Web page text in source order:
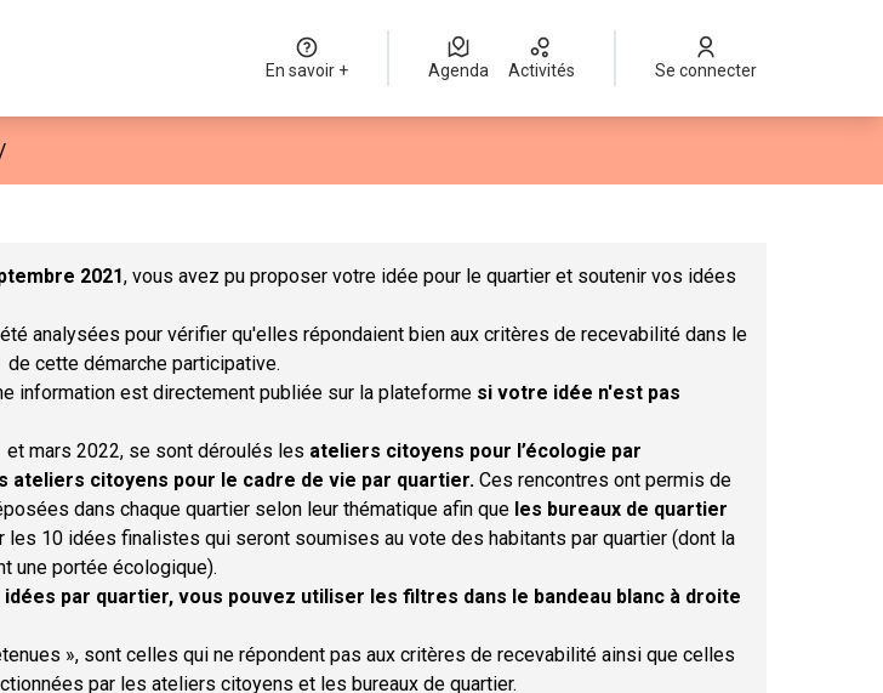
En savoir + Agenda Activités Se connecter
utilisateur
/
2021, vous avez pu proposer votre idée pour le quartier et soutenir vos idées
analysées pour vérifier qu'elles répondaient bien aux critères de recevabilité dans le
dans un nouvel onglet)
de cette démarche participative.
information est directement publiée sur la plateforme si votre idée n'est pas
et mars 2022, se sont déroulés les ateliers citoyens pour l’écologie par
ateliers citoyens pour le cadre de vie par quartier. Ces rencontres ont permis de
dans chaque quartier selon leur thématique afin que les bureaux de quartier
les 10 idées finalistes qui seront soumises au vote des habitants par quartier (dont la
une portée écologique).
par quartier, vous pouvez utiliser les filtres dans le bandeau blanc à droite
», sont celles qui ne répondent pas aux critères de recevabilité ainsi que celles
par les ateliers citoyens et les bureaux de quartier.